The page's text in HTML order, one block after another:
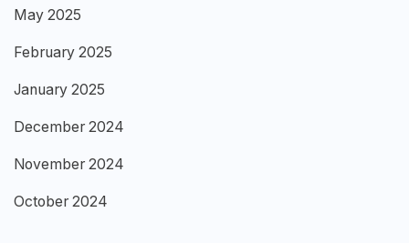
May 2025
February 2025
January 2025
December 2024
November 2024
October 2024